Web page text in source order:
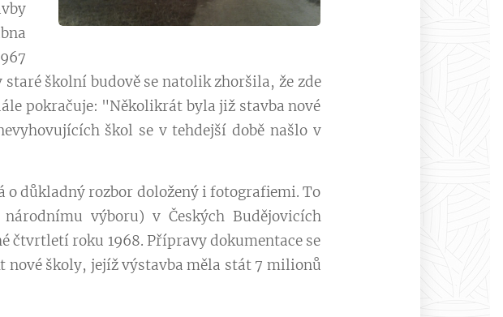
školní budově se natolik zhoršila, že zde
pokračuje: "Několikrát byla již stavba nové
škol se v tehdejší době našlo v
o důkladný rozbor doložený i fotografiemi. To
výboru) v Českých Budějovicích
čtvrtletí roku 1968. Přípravy dokumentace se
nové školy, jejíž výstavba měla stát 7 milionů